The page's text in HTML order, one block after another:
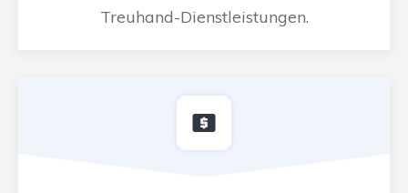
Treuhand-Dienstleistungen.